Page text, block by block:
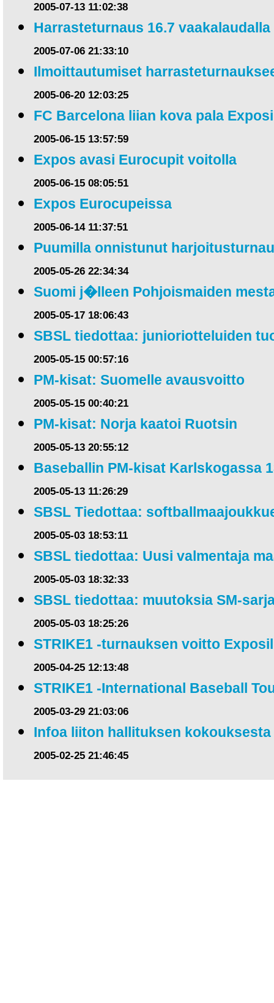
2005-07-13 11:02:38
Harrasteturnaus 16.7 vaakalaudalla
2005-07-06 21:33:10
Ilmoittautumiset
2005-06-20 12:03:25
FC Barcelona liian kova pala
2005-06-15 13:57:59
Expos avasi Eurocupit voitolla
2005-06-15 08:05:51
Expos Eurocupeissa
2005-06-14 11:37:51
Puumilla onnistunut
2005-05-26 22:34:34
Suomi j�lleen Pohjoismaiden
2005-05-17 18:06:43
SBSL tiedottaa: junioriotteluiden
2005-05-15 00:57:16
PM-kisat: Suomelle avausvoitto
2005-05-15 00:40:21
PM-kisat: Norja kaatoi Ruotsin
2005-05-13 20:55:12
Baseballin PM-kisat Karlskogassa
2005-05-13 11:26:29
SBSL Tiedottaa:
2005-05-03 18:53:11
SBSL tiedottaa: Uusi valmentaja
2005-05-03 18:32:33
SBSL tiedottaa: muutoksia SM-
2005-05-03 18:25:26
STRIKE1 -turnauksen voitto
2005-04-25 12:13:48
STRIKE1 -International Baseball
2005-03-29 21:03:06
Infoa liiton hallituksen kokouksesta
2005-02-25 21:46:45